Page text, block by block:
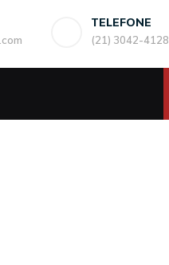
TELEFONE
(21) 3042-4128